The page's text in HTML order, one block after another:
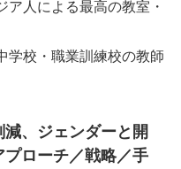
人による最高の教室・
学校・職業訓練校の教師
、ジェンダーと開
ローチ／戦略／手